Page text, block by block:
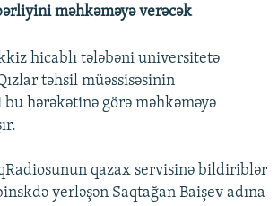
məhkəməyə verəcək
hicablı tələbəni universitetə
təhsil müəssisəsinin
hərəkətinə görə məhkəməyə
qazax servisinə bildiriblər
yerləşən Saqtağan Baişev adına